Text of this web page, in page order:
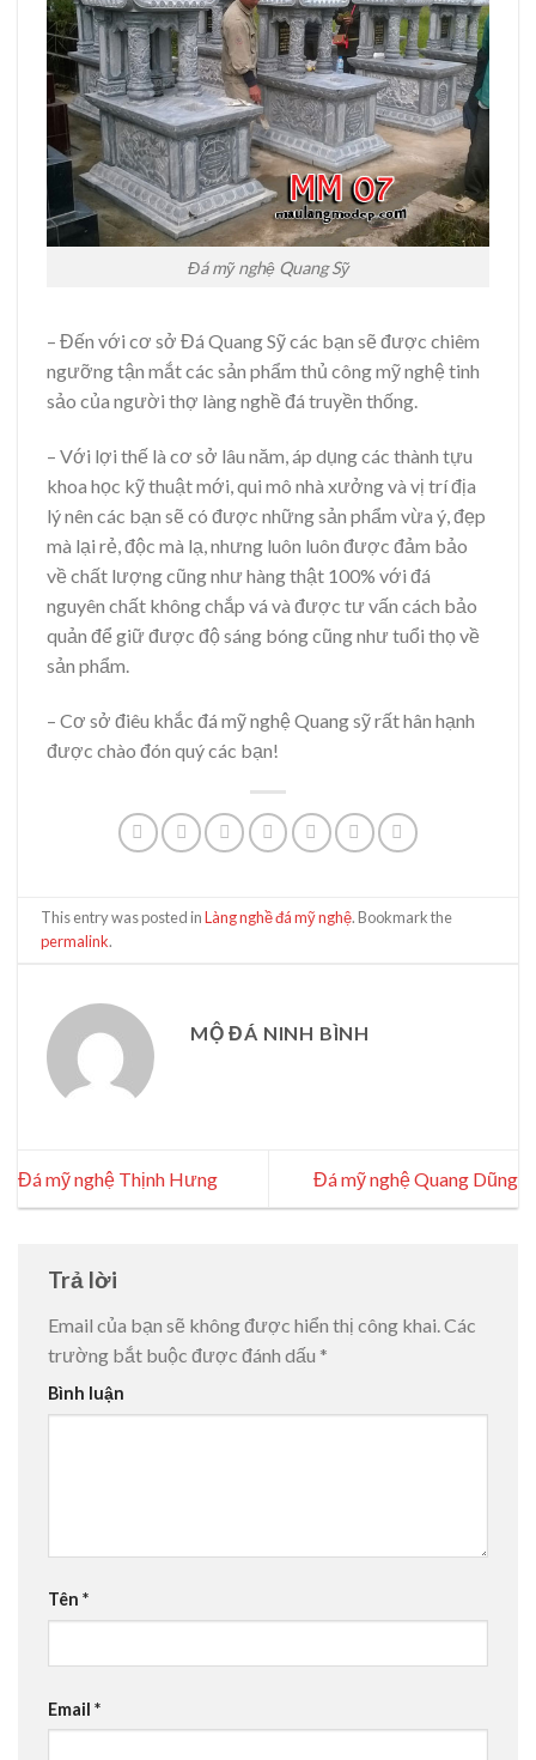
Đá mỹ nghệ Quang Sỹ
– Đến với cơ sở Đá Quang Sỹ các bạn sẽ được chiêm
ngưỡng tận mắt các sản phẩm thủ công mỹ nghệ tinh
sảo của người thợ làng nghề đá truyền thống.
– Với lợi thế là cơ sở lâu năm, áp dụng các thành tựu
khoa học kỹ thuật mới, qui mô nhà xưởng và vị trí địa
lý nên các bạn sẽ có được những sản phẩm vừa ý, đẹp
mà lại rẻ, độc mà lạ, nhưng luôn luôn được đảm bảo
về chất lượng cũng như hàng thật 100% với đá
nguyên chất không chắp vá và được tư vấn cách bảo
quản để giữ được độ sáng bóng cũng như tuổi thọ về
sản phẩm.
– Cơ sở điêu khắc đá mỹ nghệ Quang sỹ rất hân hạnh
được chào đón quý các bạn!
This entry was posted inLàng nghề đá mỹ nghệ. Bookmark the
permalink.
MỘ ĐÁ NINH BÌNH
Đá mỹ nghệ Thịnh Hưng Đá mỹ nghệ Quang Dũng
Trả lời
Email của bạn sẽ không được hiển thị công khai.Các
trường bắt buộc được đánh dấu *
Bình luận
Tên *
Email *